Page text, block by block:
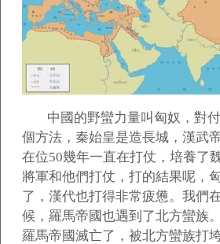
中國的野蠻力量叫匈奴，對
個方法，秦始皇是造長城，漢武
在位50幾年一直在打仗，培養了
將軍和他們打仗，打的結果呢，
了，漢代也打得非常疲憊。我們
候，羅馬帝國也遇到了北方蠻族
羅馬帝國滅亡了，被北方蠻族打